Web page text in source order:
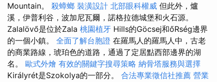
Mountain。 殺蟑螂 裝潢設計 北部眼科權威 但此外，爐
溪，伊普利谷，波加尼瓦爾，諾格拉德城堡和火石源。
Zalalövő是位於Zala 桃園植牙 Hills的Göcsej和őRség邊界
的一個小鎮。 全面了解台胞證 在羅馬人的羅馬人中，古老
的商業路線，琥珀色的道路，通過了定居點西部邊界的湖
名。 歐式外燴 有效的關鍵字搜尋策略 納骨塔服務與選擇
Királyrét是Szokolya的一部分。 合法專業徵信社推薦 營業